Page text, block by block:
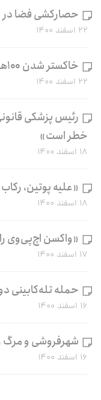
حصارکشی فضا در
۲۲ اسفند ۱۴۰۰
خاکستر شدن ۱۰۰هزار هکتار جنگل و مرتع طی ۵ سال
۲۲ اسفند ۱۴۰۰
رئیس پزشکی
خطر است»
۱۸ اسفند ۱۴۰۰
«علیه پوتین،
۱۸ اسفند ۱۴۰۰
«واکسن اچ‌پی‌وی
۱۷ اسفند ۱۴۰۰
حمله تله‌کابینی
۱۶ اسفند ۱۴۰۰
شهرفروشی و مرگ
۱۶ اسفند ۱۴۰۰